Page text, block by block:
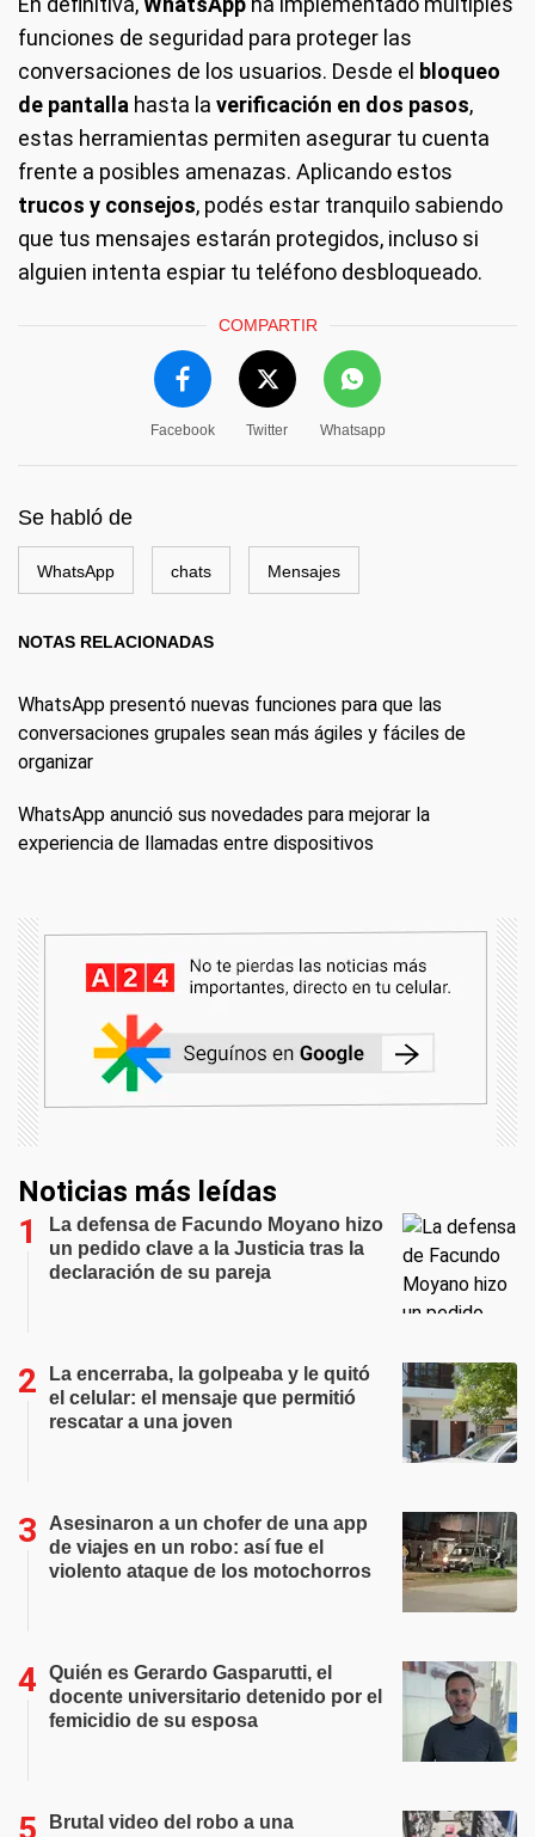
funciones de seguridad para proteger las
conversaciones de los usuarios. Desde el bloqueo
de pantalla hasta la verificación en dos pasos,
estas herramientas permiten asegurar tu cuenta
frente a posibles amenazas. Aplicando estos
trucos y consejos, podés estar tranquilo sabiendo
que tus mensajes estarán protegidos, incluso si
alguien intenta espiar tu teléfono desbloqueado.
COMPARTIR
Facebook Twitter Whatsapp
Se habló de
WhatsApp chats Mensajes
NOTAS RELACIONADAS
WhatsApp presentó nuevas funciones para que las
conversaciones grupales sean más ágiles y fáciles de
organizar
WhatsApp anunció sus novedades para mejorar la
experiencia de llamadas entre dispositivos
Noticias más leídas
La defensa de Facundo Moyano hizo
un pedido clave a la Justicia tras la
declaración de su pareja
La encerraba, la golpeaba y le quitó
el celular: el mensaje que permitió
rescatar a una joven
Asesinaron a un chofer de una app
de viajes en un robo: así fue el
violento ataque de los motochorros
Quién es Gerardo Gasparutti, el
docente universitario detenido por el
femicidio de su esposa
Brutal video del robo a una